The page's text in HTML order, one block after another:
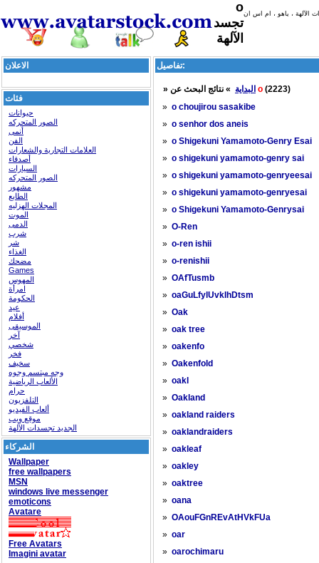
o
تجسد
الآلهة
الاعلان
فئات
حيوانات
الصور المتحركه
أنمى
الفن
العلامات التجارية والشعارات
أصدقاء
السيارات
الصور المتحركه
مشهور
الطابع
المجلات الهزليه
الموت
الدمى
شرب
شر
الغذاء
مضحك
Games
المهوس
امرأة
الحكومة
عيد
أفلام
الموسيقى
آخر
شخصي
فخر
سخيف
وجه مبتسم وجوه
الألعاب الرياضية
حرام
التلفزيون
ألعاب الفيديو
موقع ويب
الجديد تجسدات الآلهة
الشركاء
Wallpaper
free wallpapers
MSN
windows live messenger
emoticons
Avatare
Free Avatars
Imagini avatar
تفاصيل:
» البداية o (2223)
» o choujirou sasakibe
» o senhor dos aneis
» o Shigekuni Yamamoto-Genry Esai
» o shigekuni yamamoto-genry sai
» o shigekuni yamamoto-genryeesai
» o shigekuni yamamoto-genryesai
» o Shigekuni Yamamoto-Genrysai
» O-Ren
» o-ren ishii
» o-renishii
» OAfTusmb
» oaGuLfylUvkIhDtsm
» Oak
» oak tree
» oakenfo
» Oakenfold
» oakl
» Oakland
» oakland raiders
» oaklandraiders
» oakleaf
» oakley
» oaktree
» oana
» OAouFGnREvAtHVkFUa
» oar
» oarochimaru